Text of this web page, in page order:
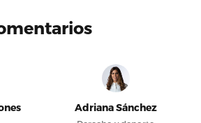
Adriana Sánchez